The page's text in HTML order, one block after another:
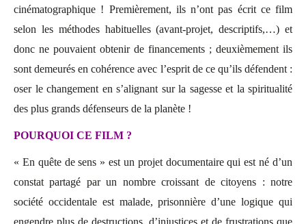
cinématographique ! Premièrement, ils n’ont pas écrit ce film
selon les méthodes habituelles (avant-projet, descriptifs,…) et
donc ne pouvaient obtenir de financements ; deuxièmement ils
sont demeurés en cohérence avec l’esprit de ce qu’ils défendent :
oser le changement en s’alignant sur la sagesse et la spiritualité
des plus grands défenseurs de la planète !
POURQUOI CE FILM ?
« En quête de sens » est un projet documentaire qui est né d’un
constat partagé par un nombre croissant de citoyens : notre
société occidentale est malade, prisonnière d’une logique qui